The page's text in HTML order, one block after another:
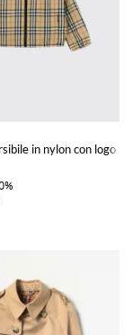
in nylon con logo